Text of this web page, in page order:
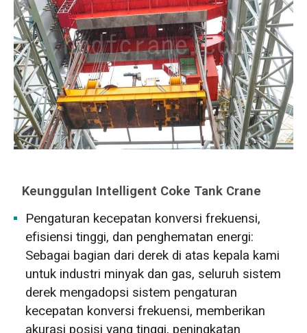
Keunggulan Intelligent Coke Tank Crane
Pengaturan kecepatan konversi frekuensi,
efisiensi tinggi, dan penghematan energi:
Sebagai bagian dari derek di atas kepala kami
untuk industri minyak dan gas, seluruh sistem
derek mengadopsi sistem pengaturan
kecepatan konversi frekuensi, memberikan